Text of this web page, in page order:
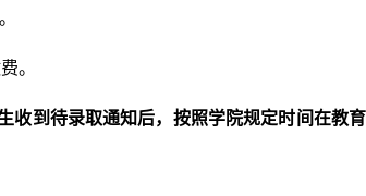
。
收到待录取通知后，按照学院规定时间在教育